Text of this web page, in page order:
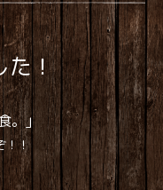
た！
。」
！！